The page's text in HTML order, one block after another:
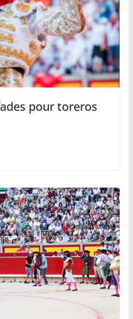
pour toreros